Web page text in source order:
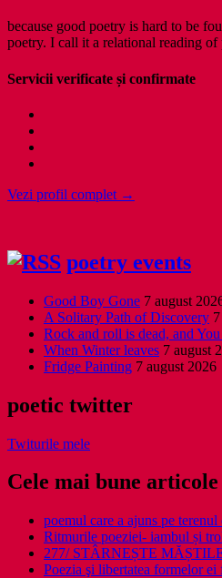
because good poetry is hard to be
poetry. I call it a relational reading
Servicii verificate și confirmate
Vezi profil complet →
poetry events
Good Boy Gone 7 august
A Solitary Path of Discovery
Rock and roll is dead, and
When Winter leaves 7 august
Fridge Painting 7 august 2026
poetic twitter
Twiturile mele
Cele mai bune
poemul care a ajuns pe
Ritmurile poeziei- iambul și
277/ STÂRNEȘTE
Poezia şi libertatea formelor